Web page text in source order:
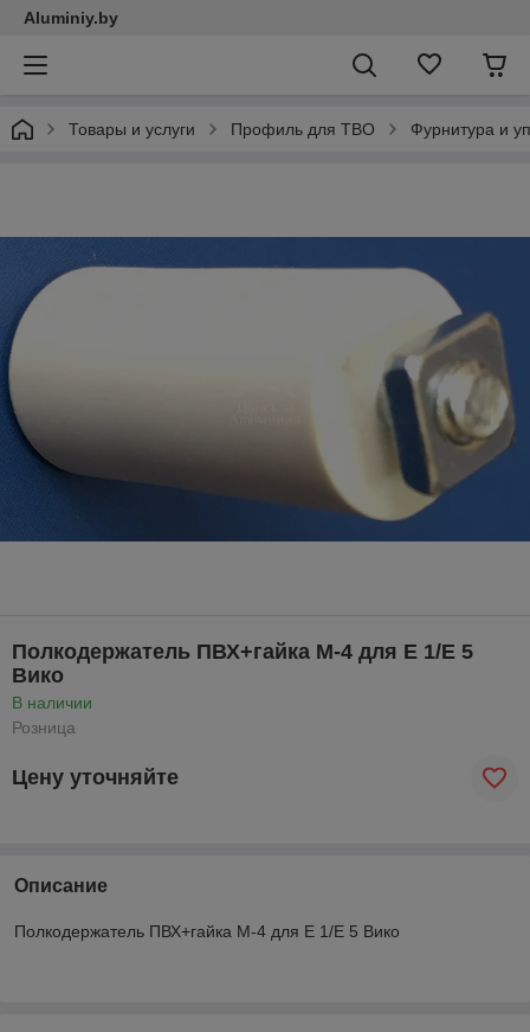
Aluminiy.by
Товары и услуги Профиль для ТВО Фурнитура и
Полкодержатель ПВХ+гайка М-4 для Е 1/Е 5
Вико
В наличии
Розница
Цену уточняйте
Описание
Полкодержатель ПВХ+гайка М-4 для Е 1/Е 5 Вико